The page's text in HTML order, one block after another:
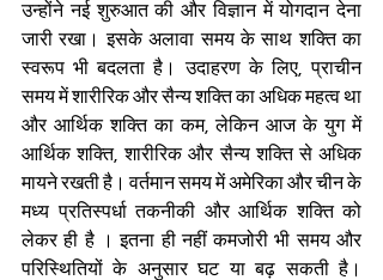
उन्होंने नई शुरुआत की और विज्ञान में योगदान देना
जारी रखा। इसके अलावा समय के साथ शक्ति का
स्वरूप भी बदलता है। उदाहरण के लिए, प्राचीन
समय में शारीरिक और सैन्य शक्ति का अधिक महत्व था
और आर्थिक शक्ति का कम, लेकिन आज के युग में
आर्थिक शक्ति, शारीरिक और सैन्य शक्ति से अधिक
मायने रखती है। वर्तमान समय में अमेरिका और चीन के
मध्य प्रतिस्पर्धा तकनीकी और आर्थिक शक्ति को
लेकर ही है । इतना ही नहीं कमजोरी भी समय और
परिस्थितियों के अनुसार घट या बढ़ सकती है।